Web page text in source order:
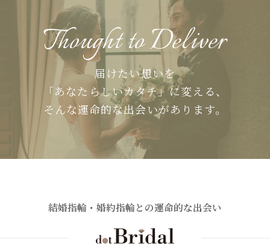
Thought to Deliver
届けたい想いを
「あなたらしいカタチ」に変える、
そんな運命的な出会いがあります。
結婚指輪・婚約指輪との運命的な出会い